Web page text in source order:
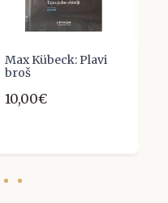
Max Kübeck: Plavi
broš
10,00€